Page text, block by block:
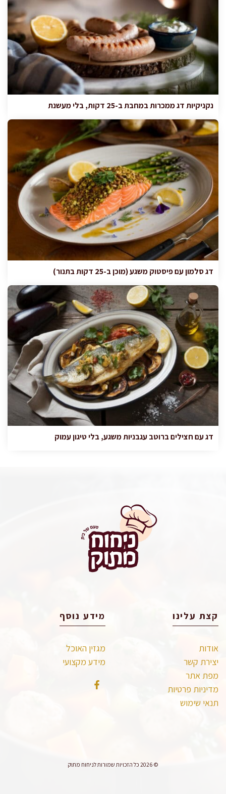
נקניקיות דג ממכרות במחבת ב-25 דקות, בלי מעשנת
דג סלמון עם פיסטוק משגע (מוכן ב-25 דקות בתנור)
דג עם חצילים ברוטב עגבניות משגע, בלי טיגון עמוק
קצת עלינו
אודות
יצירת קשר
מפת אתר
מדיניות פרטיות
תנאי שימוש
מידע נוסף
מגזין האוכל
מידע מקצועי
© 2026 כל הזכויות שמורות לניחוח מתוק